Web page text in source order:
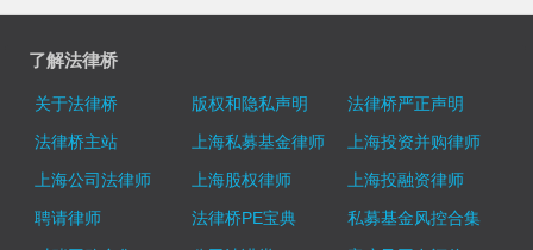
了解法律桥
关于法律桥 版权和隐私声明
法律桥严正声明
法律桥主站
上海私募基金律师
上海投资并购律师
上海公司法律师
上海股权律师
上海投融资律师
聘请律师
法律桥PE宝典
私募基金风控合集